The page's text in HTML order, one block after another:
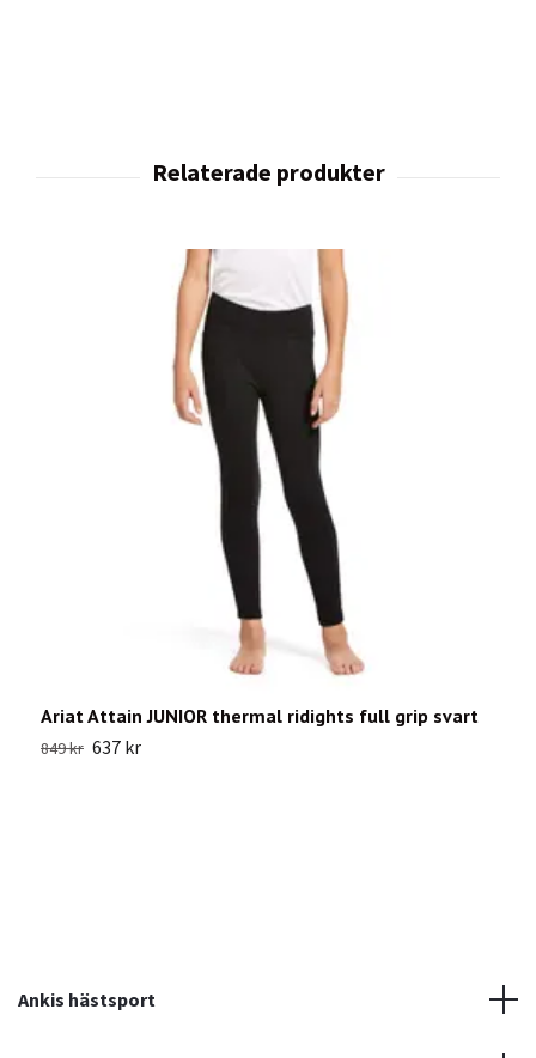
Ariat Attain JUNIOR thermal ridights full grip svart
849 kr 637 kr
Ankis hästsport